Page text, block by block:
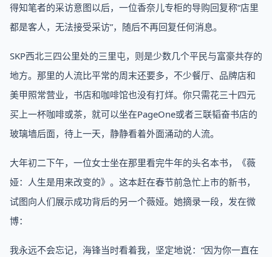
得知笔者的采访意图以后，一位香奈儿专柜的导购回复称“店里
都是客人，无法接受采访”，随后不再回复任何消息。
SKP西北三四公里处的三里屯，则是少数几个平民与富豪共存的
地方。那里的人流比平常的周末还要多，不少餐厅、品牌店和
美甲照常营业，书店和咖啡馆也没有打烊。你只需花三十四元
买上一杯咖啡或茶，就可以坐在PageOne或者三联韬奋书店的
玻璃墙后面，待上一天，静静看着外面涌动的人流。
大年初二下午，一位女士坐在那里看完牛年的头名本书，《薇
娅：人生是用来改变的》。这本赶在春节前急忙上市的新书，
试图向人们展示成功背后的另一个薇娅。她摘录一段，发在微
博：
我永远不会忘记，海锋当时看着我，坚定地说：“因为你一直在